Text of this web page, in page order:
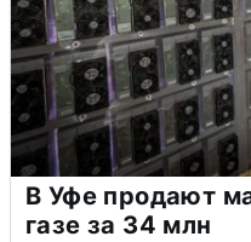
В Уфе продают
газе за 34 млн